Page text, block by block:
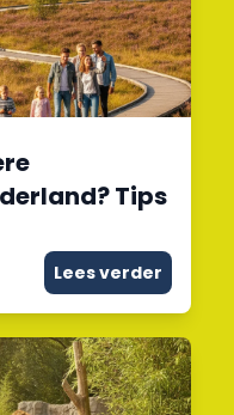
Tips
Lees verder